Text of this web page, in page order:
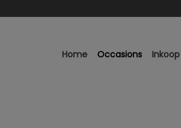
Home Occasions Inkoop